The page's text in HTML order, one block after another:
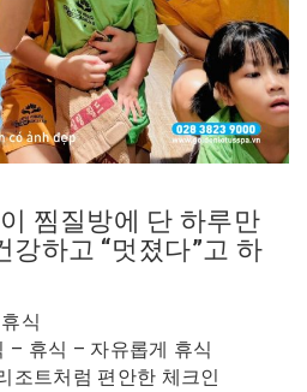
찜질방에 단 하루만
강하고 “멋졌다”고 하
식
– 휴식 – 자유롭게 휴식
조트처럼 편안한 체크인